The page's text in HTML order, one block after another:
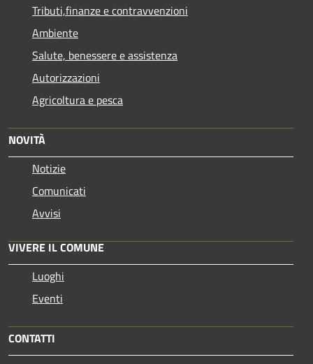
Tributi,finanze e contravvenzioni
Ambiente
Salute, benessere e assistenza
Autorizzazioni
Agricoltura e pesca
NOVITÀ
Notizie
Comunicati
Avvisi
VIVERE IL COMUNE
Luoghi
Eventi
CONTATTI